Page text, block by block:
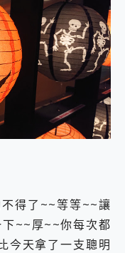
得了~~等等~~讓
~~厚~~你每次都
今天拿了一支聰明